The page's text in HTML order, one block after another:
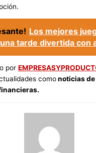
Los mejores
tarde divertida con
por
comonoticias